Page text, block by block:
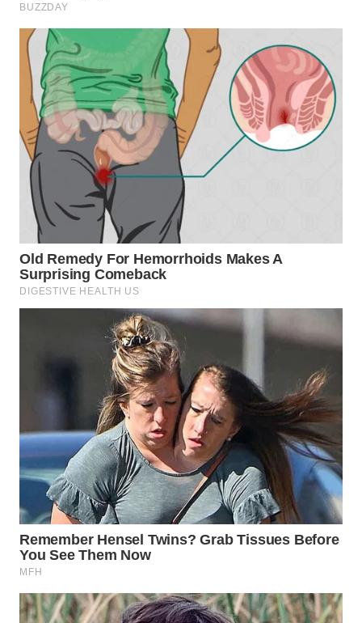
KEPULAUAN
SERIBU
WN
TANGERANG
WN
BINJAI
WN
CIREBON
WN
INDRAMAYU
MAJALENGKA
WN
SUBANG
WN
SUKABUMI
PURWAKARTA